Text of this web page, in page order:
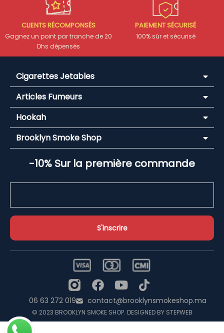
CLIENTS RÉCOMPONSÉS
Gagnez un point par tranche de 20
Dhs dépensés
PAIEMENT SÉCURISÉ
100% sûr et sécurisé
Cigarettes Jetables
Articles Fumeurs
Hookah
Brooklyn Smoke Shop
-10% Sur la première commande
© 2023 BROOKLYN SMOKE SHOP. DESIGNED BY STEPWEB
06 63 272 019 contact@brooklynsmokeshop.ma